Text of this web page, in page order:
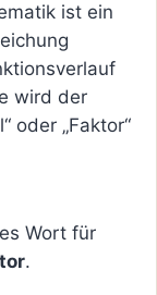
ist ein
wird der
oder „Faktor“
Wort für
.